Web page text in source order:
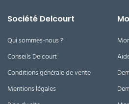
Société Delcourt
Qui sommes-nous ?
Conseils Delcourt
Conditions générale de vente
Mentions légales